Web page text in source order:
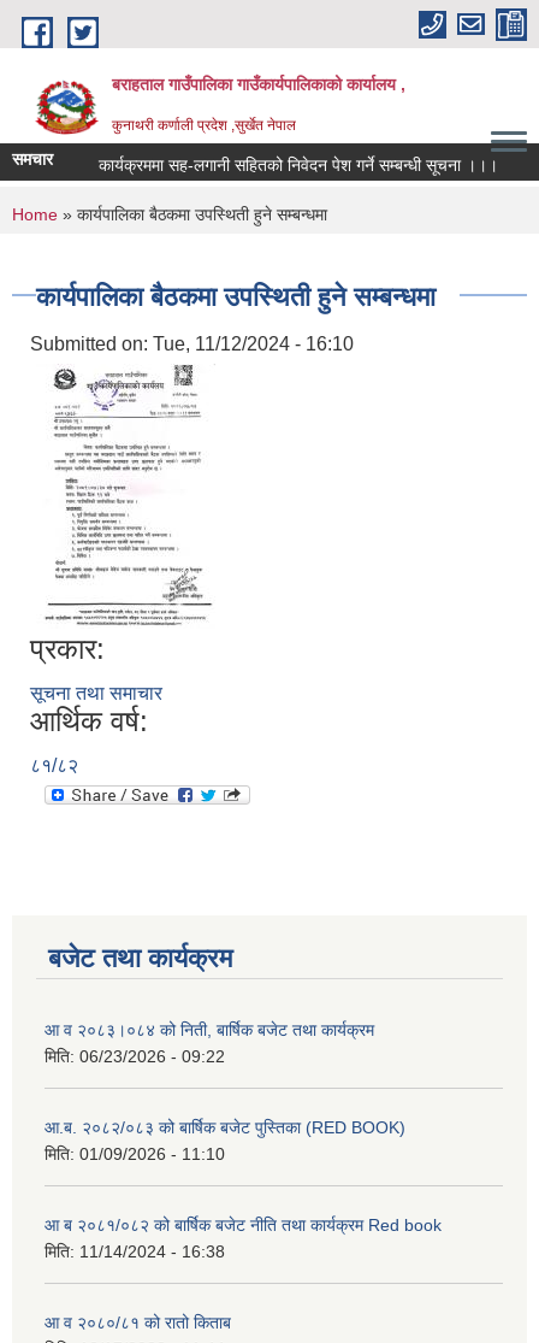
Skip to main content
बराहताल गाउँपालिका गाउँकार्यपालिकाको कार्यालय ,
कुनाथरी कर्णाली प्रदेश ,सुर्खेत नेपाल
समचार कार्यक्रममा सह-लगानी सहितको निवेदन पेश गर्ने सम्बन्धी सूचना ।।।
You are here
Home » कार्यपालिका बैठकमा उपस्थिती हुने सम्बन्धमा
कार्यपालिका बैठकमा उपस्थिती हुने सम्बन्धमा
Submitted on: Tue, 11/12/2024 - 16:10
प्रकार:
सूचना तथा समाचार
आर्थिक वर्ष:
८१/८२
बजेट तथा कार्यक्रम
आ व २०८३।०८४ को निती, बार्षिक बजेट तथा कार्यक्रम
मिति: 06/23/2026 - 09:22
आ.ब. २०८२/०८३ को बार्षिक बजेट पुस्तिका (RED BOOK)
मिति: 01/09/2026 - 11:10
आ ब २०८१/०८२ को बार्षिक बजेट नीति तथा कार्यक्रम Red book
मिति: 11/14/2024 - 16:38
आ व २०८०/८१ को रातो किताब